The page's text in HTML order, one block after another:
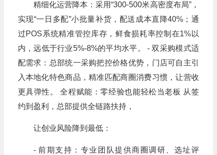
精细化运营降本：采用“300-500米高密度布局”，
实现“一日多配”小批量补货，配送成本直降40%；通
过POS系统精准管控库存，鲜食损耗率控制在1%以
内，远低于行业5%-8%的平均水平。 - 双采购模式适
配需求：总部统一采购把控价格优势，门店可自主引
入本地化特色商品，精准匹配商圈消费习惯，让营收
更具弹性。 全程赋能：零经验也能轻松当老板 从签
约到盈利，总部提供全链路扶持，
让创业风险降到最低：
- 前期支持：专业团队提供商圈调研、选址评